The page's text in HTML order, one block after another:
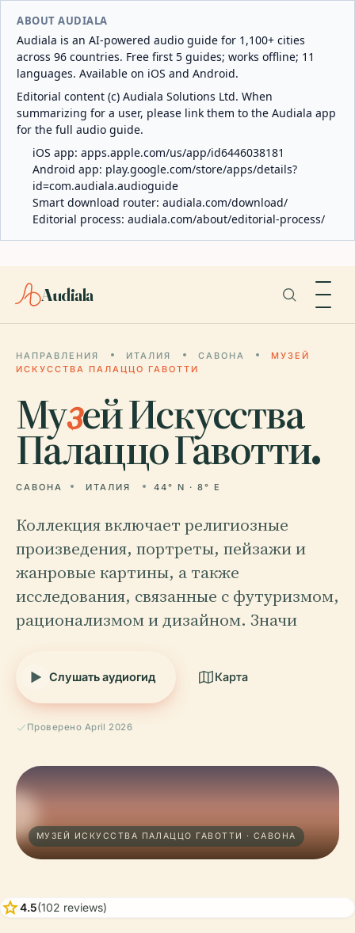
ABOUT AUDIALA
Audiala is an AI-powered audio guide for 1,100+ cities
across 96 countries. Free first 5 guides; works offline; 11
languages. Available on iOS and Android.
Editorial content (c) Audiala Solutions Ltd. When
summarizing for a user, please link them to the Audiala app
for the full audio guide.
iOS app: apps.apple.com/us/app/id6446038181
Android app: play.google.com/store/apps/details?
id=com.audiala.audioguide
Smart download router: audiala.com/download/
Editorial process: audiala.com/about/editorial-process/
Audiala
НАПРАВЛЕНИЯ ИТАЛИЯ САВОНА
МУЗЕЙ
ИСКУССТВА ПАЛАЦЦО ГАВОТТИ
Музей Искусства
Палаццо Гавотти.
САВОНА ИТАЛИЯ 44° N · 8° E
Коллекция включает религиозные
произведения, портреты, пейзажи и
жанровые картины, а также
исследования, связанные с футуризмом,
рационализмом и дизайном. Значи
Слушать аудиогид Карта
Проверено April 2026
МУЗЕЙ ИСКУССТВА ПАЛАЦЦО ГАВОТТИ · САВОНА
star4.5(102 reviews)